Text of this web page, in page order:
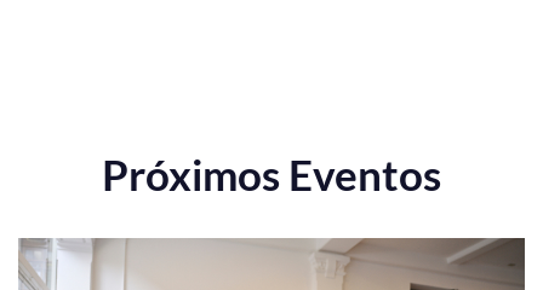
Próximos Eventos